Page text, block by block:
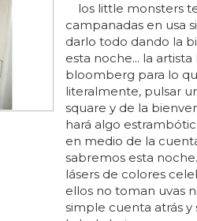
los little monsters
campanadas en usa
darlo todo dando la
esta noche... la
bloomberg para lo
literalmente, pulsar
square y de la
hará algo
en medio de la
sabremos esta
lásers de colores
ellos no toman uvas
simple cuenta atrás y